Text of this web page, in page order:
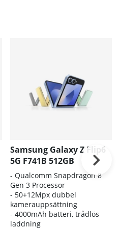
Samsung Galaxy Z Flip6
5G F741B 512GB
- Qualcomm Snapdragon 8
Gen 3 Processor
- 50+12Mpx dubbel
kamerauppsättning
- 4000mAh batteri, trådlös
laddning